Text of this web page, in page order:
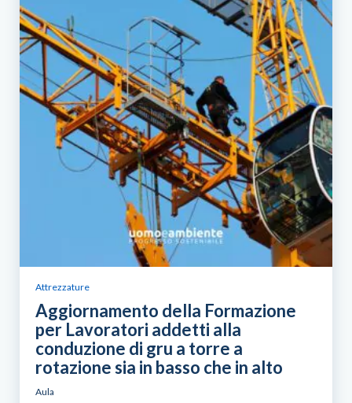
Attrezzature
Aggiornamento della Formazione
per Lavoratori addetti alla
conduzione di gru a torre a
rotazione sia in basso che in alto
Aula